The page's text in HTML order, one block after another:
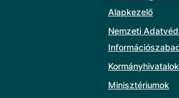
Alapkezelő
Nemzeti
Kormányhivatalok
Minisztériumok